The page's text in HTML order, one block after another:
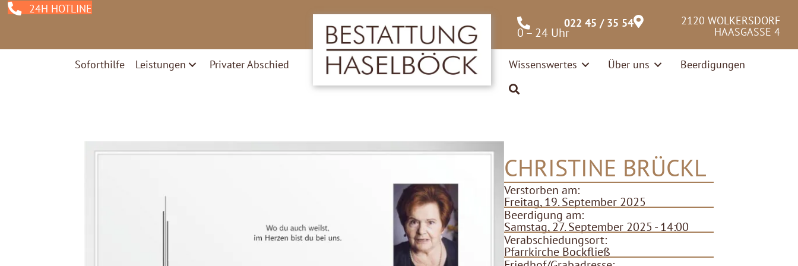
022 45 / 35 54
0 – 24 Uhr
2120 WOLKERSDORF
HAASGASSE 4
Soforthilfe Leistungen Privater Abschied Wissenswertes Über uns Beerdigungen
24H HOTLINE
CHRISTINE BRÜCKL
Verstorben am:
Freitag, 19. September 2025
Beerdigung am:
Samstag, 27. September 2025 - 14:00
Verabschiedungsort:
Pfarrkirche Bockfließ